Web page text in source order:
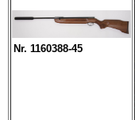
Nr. 1160388-45